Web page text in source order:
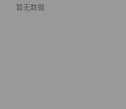
暂无数据